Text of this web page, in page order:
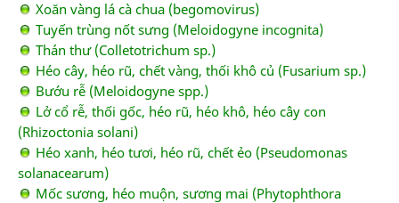
Xoăn vàng lá cà chua (begomovirus)
Tuyến trùng nốt sưng (Meloidogyne incognita)
Thán thư (Colletotrichum sp.)
Héo cây, héo rũ, chết vàng, thối khô củ (Fusarium sp.)
Bướu rễ (Meloidogyne spp.)
Lở cổ rễ, thối gốc, héo rũ, héo khô, héo cây con
(Rhizoctonia solani)
Héo xanh, héo tươi, héo rũ, chết ẻo (Pseudomonas
solanacearum)
Mốc sương, héo muộn, sương mai (Phytophthora